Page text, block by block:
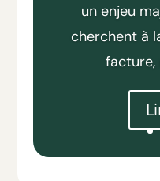
un enjeu
cherchent à
facture,